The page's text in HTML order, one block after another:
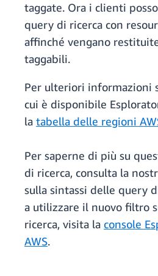
taggate. Ora i clienti
query di ricerca con
affinché vengano
taggabili.
Per ulteriori informazioni
cui è disponibile
la tabella delle regioni
Per saperne di più su
di ricerca, consulta la
sulla sintassi delle query
a utilizzare il nuovo filtro
ricerca, visita la console
AWS.